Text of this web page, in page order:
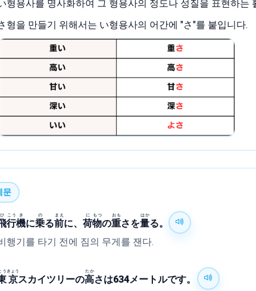
형용사를 명사화하여 그 형용사의 정도나 성질을 표현하는
형을 만들기 위해서는 い형용사의 어간에 "さ"를 붙입니다.
문
ひ
行
こう
機
き
に乗
の
る前
まえ
に、荷
に
物
もつ
の重
おも
さを量
はか
る。
행기를 타기 전에 짐의 무게를 잰다.
う
京
きょう
スカイツリーの高
たか
さは634メートルです。